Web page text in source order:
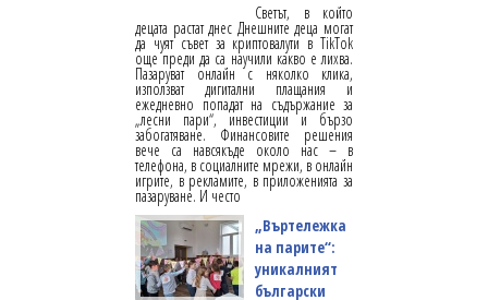
Светът, в който
децата растат днес Днешните деца могат
да чуят съвет за криптовалути в TikTok
още преди да са научили какво е лихва.
Пазаруват онлайн с няколко клика,
използват дигитални плащания и
ежедневно попадат на съдържание за
„лесни пари“, инвестиции и бързо
забогатяване. Финансовите решения
вече са навсякъде около нас – в
телефона, в социалните мрежи, в онлайн
игрите, в рекламите, в приложенията за
пазаруване. И често
„Въртележка
на парите“:
уникалният
български